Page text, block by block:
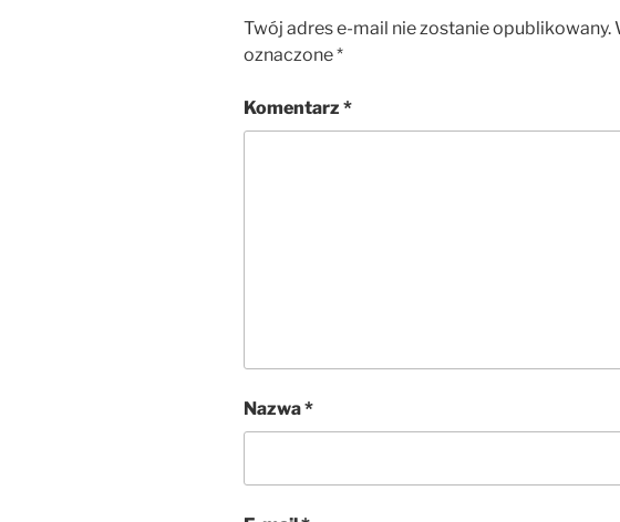
Twój adres e-mail nie zostanie opublikowany.
oznaczone*
Komentarz *
Nazwa*